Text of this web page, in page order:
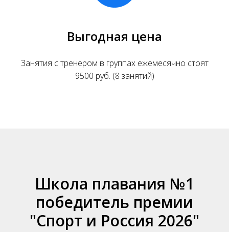
Выгодная цена
Занятия с тренером в группах ежемесячно стоят
9500 руб. (8 занятий)
Школа плавания №1
победитель премии
"Спорт и Россия 2026"